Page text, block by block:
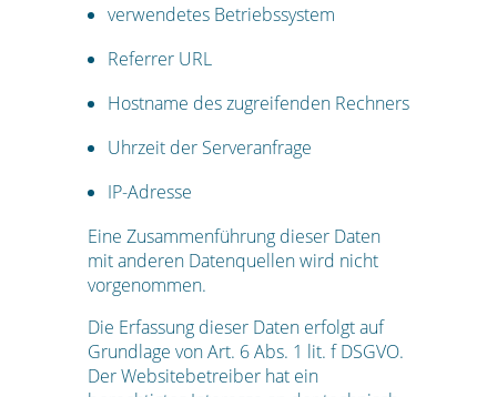
verwendetes Betriebssystem
Referrer URL
Hostname des zugreifenden Rechners
Uhrzeit der Serveranfrage
IP-Adresse
Eine Zusammenführung dieser Daten
mit anderen Datenquellen wird nicht
vorgenommen.
Die Erfassung dieser Daten erfolgt auf
Grundlage von Art. 6 Abs. 1 lit. f DSGVO.
Der Websitebetreiber hat ein